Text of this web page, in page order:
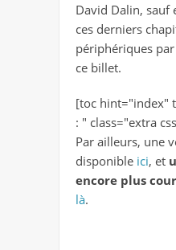
David Dalin, sauf
ces derniers
périphériques
ce billet.
[toc hint="index"
: " class="extra
Par ailleurs, une
disponible ici, et
encore plus
là.